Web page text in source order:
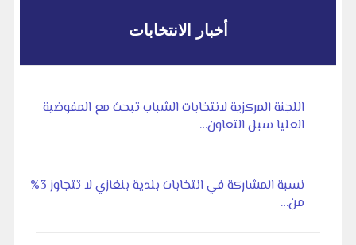
أخبار الانتخابات
اللجنة المركزية لانتخابات الشباب تبحث مع المفوضية
العليا سبل التعاون…
نسبة المشاركة في انتخابات بلدية بنغازي لا تتجاوز 3%
من…